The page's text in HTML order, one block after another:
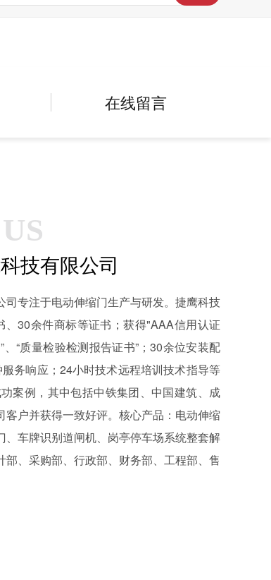
在线留言
技有限公司
司专注于电动伸缩门生产与研发。捷鹰科技
、30余件商标等证书；获得"AAA信用认证
、“质量检验检测报告证书”；30余位安装配
务响应；24小时技术远程培训技术指导等
案例，其中包括中铁集团、中国建筑、成
客户并获得一致好评。核心产品：电动伸缩
、车牌识别道闸机、岗亭停车场系统整套解
部、采购部、行政部、财务部、工程部、售